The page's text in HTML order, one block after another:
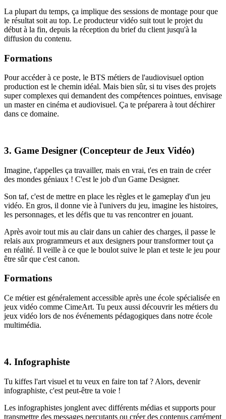
La plupart du temps, ça implique des sessions de montage pour que
le résultat soit au top. Le producteur vidéo suit tout le projet du
début à la fin, depuis la réception du brief du client jusqu'à la
diffusion du contenu.
Formations
Pour accéder à ce poste, le BTS métiers de l'audiovisuel option
production est le chemin idéal. Mais bien sûr, si tu vises des projets
super complexes qui demandent des compétences pointues, envisage
un master en cinéma et audiovisuel. Ça te préparera à tout déchirer
dans ce domaine.
3. Game Designer (Concepteur de Jeux Vidéo)
Imagine, t'appelles ça travailler, mais en vrai, t'es en train de créer
des mondes géniaux ! C'est le job d'un Game Designer.
Son taf, c'est de mettre en place les règles et le gameplay d'un jeu
vidéo. En gros, il donne vie à l'univers du jeu, imagine les histoires,
les personnages, et les défis que tu vas rencontrer en jouant.
Après avoir tout mis au clair dans un cahier des charges, il passe le
relais aux programmeurs et aux designers pour transformer tout ça
en réalité. Il veille à ce que le boulot suive le plan et teste le jeu pour
être sûr que c'est canon.
Formations
Ce métier est généralement accessible après une école spécialisée en
jeux vidéo comme CimeArt. Tu peux aussi découvrir les métiers du
jeux vidéo lors de nos événements pédagogiques dans notre école
multimédia.
4. Infographiste
Tu kiffes l'art visuel et tu veux en faire ton taf ? Alors, devenir
infographiste, c'est peut-être ta voie !
Les infographistes jonglent avec différents médias et supports pour
transmettre des messages percutants ou créer des contenus carrément